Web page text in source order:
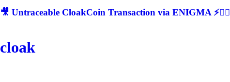
🎥 Untraceable CloakCoin Transaction via ENIGMA ⚡🕵‍♂
cloak